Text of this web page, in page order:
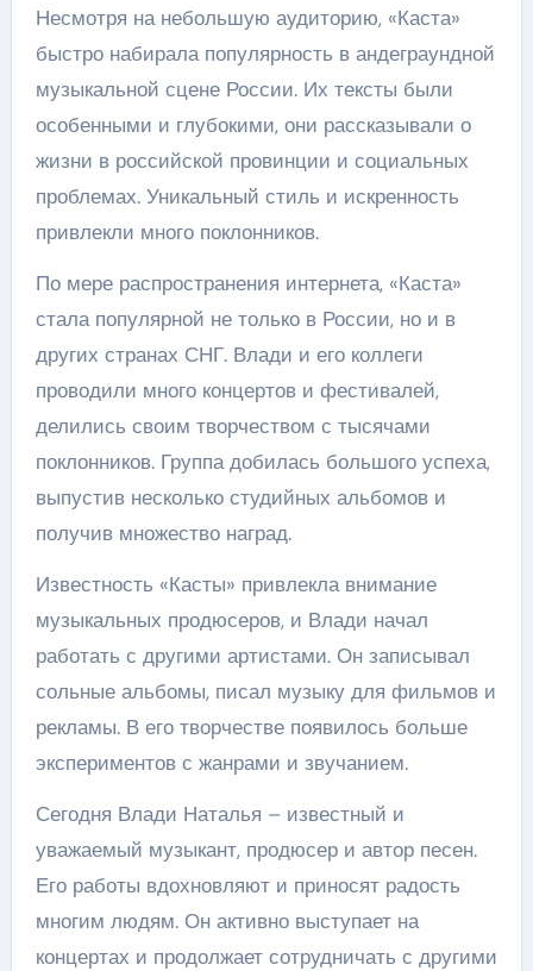
Несмотря на небольшую аудиторию, «Каста»
быстро набирала популярность в андеграундной
музыкальной сцене России. Их тексты были
особенными и глубокими, они рассказывали о
жизни в российской провинции и социальных
проблемах. Уникальный стиль и искренность
привлекли много поклонников.
По мере распространения интернета, «Каста»
стала популярной не только в России, но и в
других странах СНГ. Влади и его коллеги
проводили много концертов и фестивалей,
делились своим творчеством с тысячами
поклонников. Группа добилась большого успеха,
выпустив несколько студийных альбомов и
получив множество наград.
Известность «Касты» привлекла внимание
музыкальных продюсеров, и Влади начал
работать с другими артистами. Он записывал
сольные альбомы, писал музыку для фильмов и
рекламы. В его творчестве появилось больше
экспериментов с жанрами и звучанием.
Сегодня Влади Наталья – известный и
уважаемый музыкант, продюсер и автор песен.
Его работы вдохновляют и приносят радость
многим людям. Он активно выступает на
концертах и продолжает сотрудничать с другими